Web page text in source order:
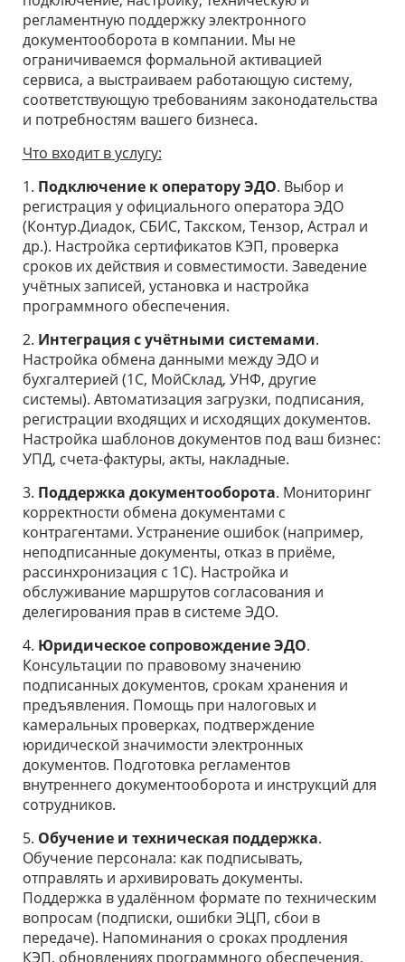
регламентную поддержку электронного
документооборота в компании. Мы не
ограничиваемся формальной активацией
сервиса, а выстраиваем работающую систему,
соответствующую требованиям законодательства
и потребностям вашего бизнеса.
Что входит в услугу:
1. Подключение к оператору ЭДО. Выбор и
регистрация у официального оператора ЭДО
(Контур.Диадок, СБИС, Такском, Тензор, Астрал и
др.). Настройка сертификатов КЭП, проверка
сроков их действия и совместимости. Заведение
учётных записей, установка и настройка
программного обеспечения.
2. Интеграция с учётными системами.
Настройка обмена данными между ЭДО и
бухгалтерией (1С, МойСклад, УНФ, другие
системы). Автоматизация загрузки, подписания,
регистрации входящих и исходящих документов.
Настройка шаблонов документов под ваш бизнес:
УПД, счета-фактуры, акты, накладные.
3. Поддержка документооборота. Мониторинг
корректности обмена документами с
контрагентами. Устранение ошибок (например,
неподписанные документы, отказ в приёме,
рассинхронизация с 1С). Настройка и
обслуживание маршрутов согласования и
делегирования прав в системе ЭДО.
4. Юридическоесопровождение ЭДО.
Консультации по правовому значению
подписанных документов, срокам хранения и
предъявления. Помощь при налоговых и
камеральных проверках, подтверждение
юридической значимости электронных
документов. Подготовка регламентов
внутреннего документооборота и инструкций для
сотрудников.
5. Обучение и техническая поддержка.
Обучение персонала: как подписывать,
отправлять и архивировать документы.
Поддержка в удалённом формате по техническим
вопросам (подписки, ошибки ЭЦП, сбои в
передаче). Напоминания о сроках продления
КЭП, обновлениях программного обеспечения,